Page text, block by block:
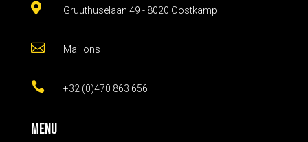
 Gruuthuselaan 49 - 8020 Oostkamp
 Mail ons
 +32 (0)470 863 656
Menu